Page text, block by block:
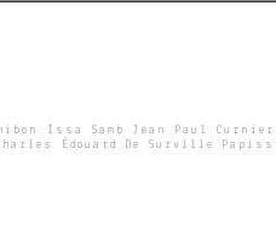
Issa Samb Jean Paul Curnier
Édouard De Surville Papiss